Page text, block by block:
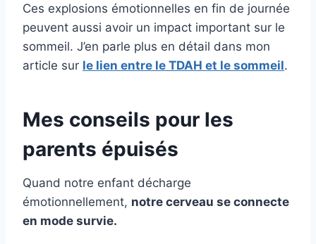
Ces explosions émotionnelles en fin de journée
peuvent aussi avoir un impact important sur le
sommeil. J’en parle plus en détail dans mon
article sur le lien entre le TDAH et le sommeil.
Mes conseils pour les
parents épuisés
Quand notre enfant décharge
émotionnellement, notre cerveau se connecte
en mode survie.